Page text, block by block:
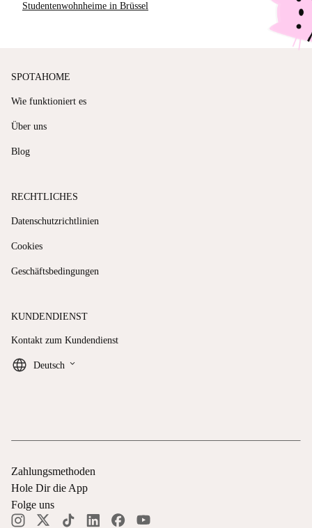
Studentenwohnheime in Brüssel
SPOTAHOME
Wie funktioniert es
Über uns
Blog
RECHTLICHES
Datenschutzrichtlinien
Cookies
Geschäftsbedingungen
KUNDENDIENST
Kontakt zum Kundendienst
Deutsch keyboard_arrow_down
Zahlungsmethoden
Hole Dir die App
Folge uns